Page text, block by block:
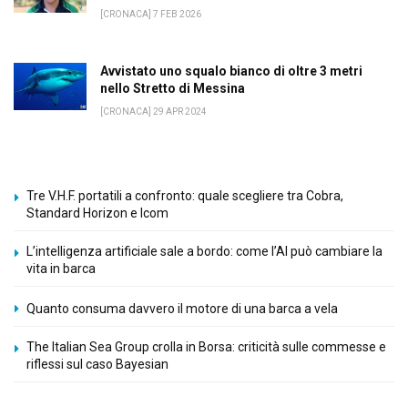
[CRONACA] 7 FEB 2026
Avvistato uno squalo bianco di oltre 3 metri
nello Stretto di Messina
[CRONACA] 29 APR 2024
Tre V.H.F. portatili a confronto: quale scegliere tra Cobra,
Standard Horizon e Icom
L’intelligenza artificiale sale a bordo: come l’AI può cambiare la
vita in barca
Quanto consuma davvero il motore di una barca a vela
The Italian Sea Group crolla in Borsa: criticità sulle commesse e
riflessi sul caso Bayesian